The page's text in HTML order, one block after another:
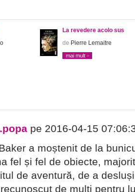
La revedere acolo sus
de Pierre Lemaitre
mai mult
pe 2016-04-15
a moștenit de la
fel și fel de obiecte,
de aventură, de a
de mulți pentru